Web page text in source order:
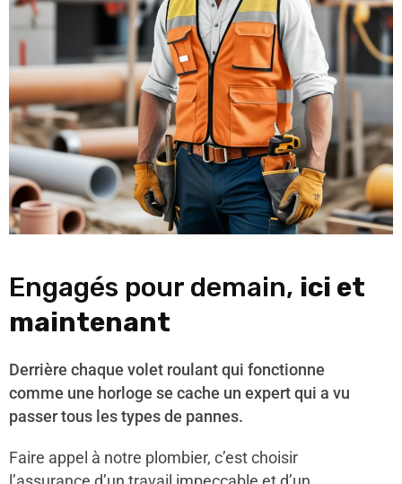
Engagés pour demain, ici et
maintenant
Derrière chaque volet roulant qui fonctionne
comme une horloge se cache un expert qui a vu
passer tous les types de pannes.
Faire appel à notre plombier, c’est choisir